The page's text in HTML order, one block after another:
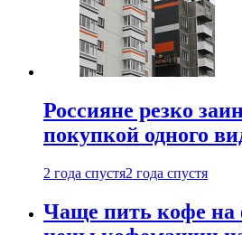
Россияне резко
покупкой одного
2 года спустя2 года спустя
Чаще пить кофе на